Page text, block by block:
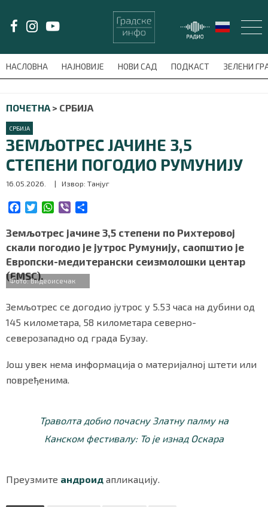
НАСЛОВНА НАЈНОВИЈЕ НОВИ САД ПОДКАСТ ЗЕЛЕНИ
meni'); $this_item = current( wp_filter_object_list(
ПОЧЕТНА > СРБИЈА
СРБИЈА
ЗЕМЉОТРЕС ЈАЧИНЕ 3,5
СТЕПЕНИ ПОГОДИО РУМУНИЈУ
16.05.2026. | Извор: Танјуг
c
e
b
o
o
k
i
t
t
e
r
W
a
t
s
A
p
p
b
e
r
a
r
e
Земљотрес јачине 3,5 степени по Рихтеровој
скали погодио је јутрос Румунију, саопштио је
Европски-медитерански сеизмолошки центар
(EMSC).
Фото: Видеоисечак
Земљотрес се догодио јутрос у 5.53 часа на дубини од
145 километара, 58 километара северно-
северозападно од града Бузау.
Још увек нема информација о материјалној штети или
повређенима.
Траволта добио почасну Златну палму на
Канском фестивалу: То је изнад Оскара
Преузмите андроид апликацију.
LAT/ЋИР
НАСЛОВНА
НАЈНОВИЈЕ
НОВИ САД
ПОДКАСТ
ВИДЕО
СПЕЦИЈАЛИ
БЛОГ
СВЕТ
ЖИВОТ И СТИЛ
СПОРТ
БИЗНИС
redakcija@gradskeinfo.rs